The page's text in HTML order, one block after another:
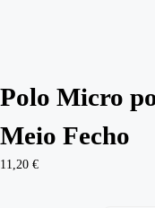
Polo Micro
Meio Fecho
11,20 €